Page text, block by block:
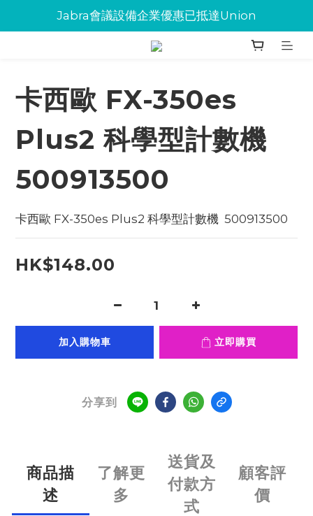
Jabra會議設備企業優惠已抵達Union
Jabra會議設備企業優惠已抵達Union
環保碳粉歡迎大量下單
卡西歐 FX-350es
Plus2 科學型計數機
500913500
卡西歐 FX-350es Plus2 科學型計數機  500913500
HK$148.00
加入購物車 立即購買
分享到
商品描
述
了解更
多
送貨及
付款方
式
顧客評
價